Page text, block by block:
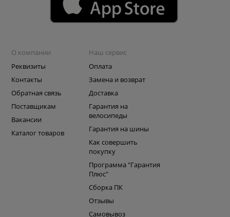
О компании
Реквизиты
Контакты
Обратная связь
Поставщикам
Вакансии
Каталог товаров
Наш сервис
Оплата
Замена и возврат
Доставка
Гарантия на
велосипеды
Гарантия на шины
Как совершить
покупку
Программа "Гарантия
Плюс"
Сборка ПК
Отзывы
Самовывоз